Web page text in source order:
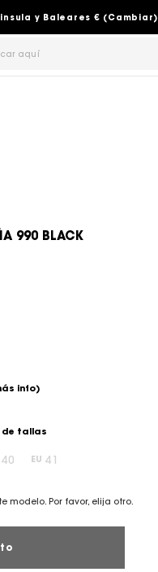
y Baleares € (Cambiar)
990 BLACK
info)
de tallas
40 EU 41
modelo. Por favor, elija otro.